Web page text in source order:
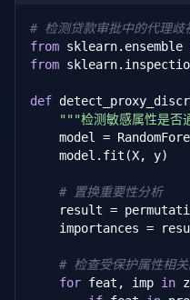
# 检测贷款审批中的代理歧
from sklearn.ensemble
from
def
"""检测敏感属性是否
model =
    model.fit(X, y)
# 置换重要性分析
result =
importances =
# 检查受保护属性相
for feat, imp in